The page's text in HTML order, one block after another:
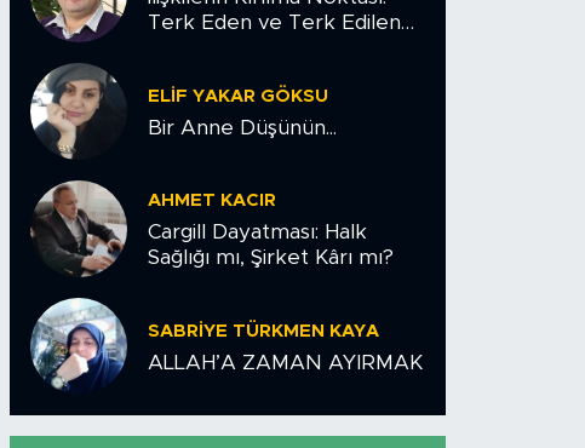
Terk Eden ve Terk Edilen
ELIF YAKAR GÖKSU
Bir Anne Düşünün...
AHMET KACIR
Cargill Dayatması: Halk
Sağlığı mı, Şirket Kârı mı?
SABRIYE TÜRKMEN KAYA
ALLAH’A ZAMAN AYIRMAK